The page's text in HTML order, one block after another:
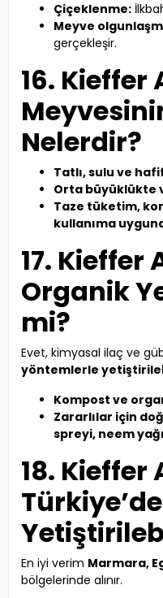
Çiçeklenme:
Meyve
gerçekleşir.
16. Kieffer
Nelerdir?
Tatlı, sulu ve
Orta büyüklükte
Taze tüketim,
kullanıma
17. Kieffer
Organik
mi?
Evet, kimyasal ilaç ve
yöntemlerle
Kompost ve
Zararlılar için
spreyi, neem
18. Kieffer
En iyi verim Marmara,
bölgelerinde alınır.